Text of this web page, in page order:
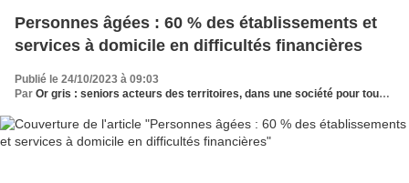
Personnes âgées : 60 % des établissements et
services à domicile en difficultés financières
Publié le 24/10/2023 à 09:03
Par Or gris : seniors acteurs des territoires, dans une société pour tous les âges